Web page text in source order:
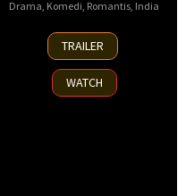
Drama, Komedi, Romantis, India
29
Aug
2025
TRAILER
WATCH